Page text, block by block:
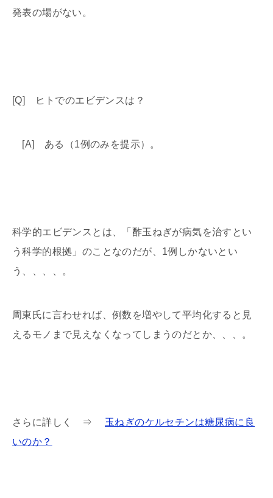
発表の場がない。
[Q] ヒトでのエビデンスは？
[A] ある（1例のみを提示）。
科学的エビデンスとは、「酢玉ねぎが病気を治すとい
う科学的根拠」のことなのだが、1例しかないとい
う、、、、。
周東氏に言わせれば、例数を増やして平均化すると見
えるモノまで見えなくなってしまうのだとか、、、。
さらに詳しく ⇒ 玉ねぎのケルセチンは糖尿病に良
いのか？